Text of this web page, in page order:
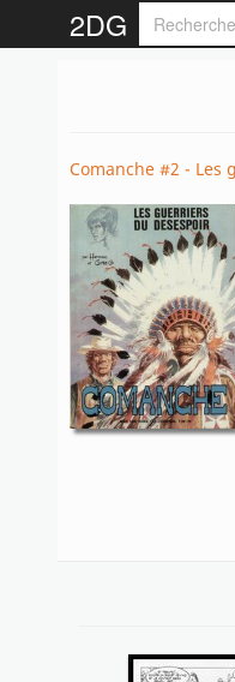
2DG
Comanche #2 - Les